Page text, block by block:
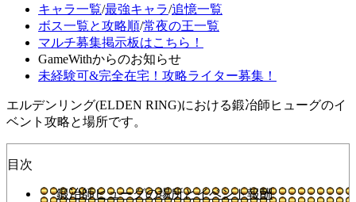
キャラ一覧/最強キャラ/追憶一覧
ボス一覧と攻略順/常夜の王一覧
マルチ募集掲示板はこちら！
GameWithからのお知らせ
未経験可&完全在宅！攻略ライター募集！
エルデンリング(ELDEN RING)における鍛冶師ヒューグのイ
ベント攻略と場所です。
目次
鍛冶師ヒューグの場所とイベント報酬